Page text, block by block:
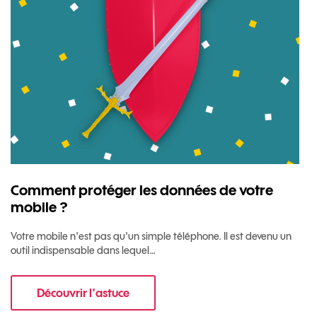
Comment protéger les données de votre
mobile ?
Votre mobile n'est pas qu'un simple téléphone. Il est devenu un
outil indispensable dans lequel…
Découvrir l'astucepour Comment protéger les données de